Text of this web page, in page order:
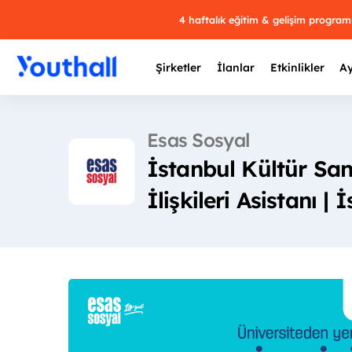
4 haftalık eğitim & gelişim
Şirketler İlanlar Etkinlikler
Esas Sosyal
İstanbul Kültür
İlişkileri Asistanı |